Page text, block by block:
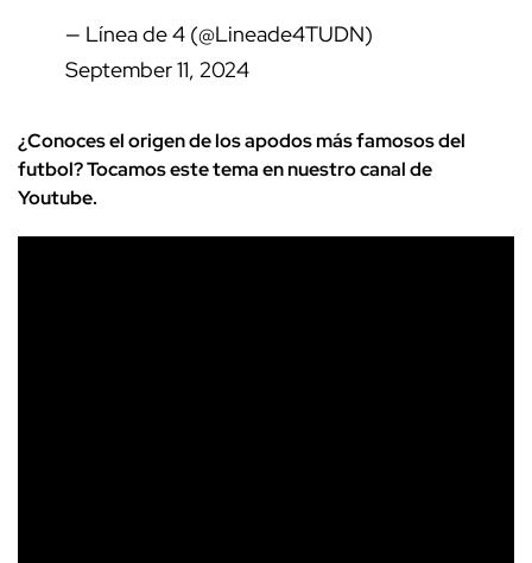
— Línea de 4 (@Lineade4TUDN)
September 11, 2024
¿Conoces el origen de los apodos más famosos del
futbol? Tocamos este tema en nuestro canal de
Youtube.